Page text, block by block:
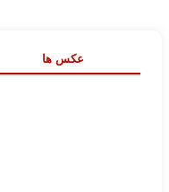
عکس ها